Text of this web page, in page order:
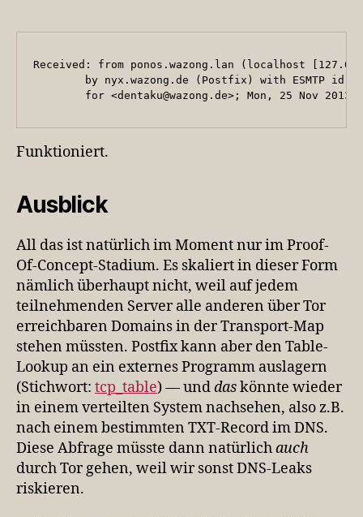
Received: from
by nyx.wazong.de
for <dentaku@wazong.de>; Mon, 25 Nov 2013
Funktioniert.
Ausblick
All das ist natürlich im Moment nur im Proof-
Of-Concept-Stadium. Es skaliert in dieser Form
nämlich überhaupt nicht, weil auf jedem
teilnehmenden Server alle anderen über Tor
erreichbaren Domains in der Transport-Map
stehen müssten. Postfix kann aber den Table-
Lookup an ein externes Programm auslagern
(Stichwort: tcp_table) — unddaskönnte wieder
in einem verteilten System nachsehen, also z.B.
nach einem bestimmten TXT-Record im DNS.
Diese Abfrage müsste dann natürlichauch
durch Tor gehen, weil wir sonst DNS-Leaks
riskieren.